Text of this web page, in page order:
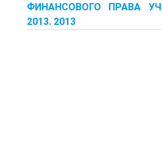
ФИНАНСОВОГО ПРАВА
2013. 2013